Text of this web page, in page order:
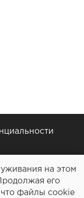
- Расходочка.рф
на этом
его
что файлы cookie